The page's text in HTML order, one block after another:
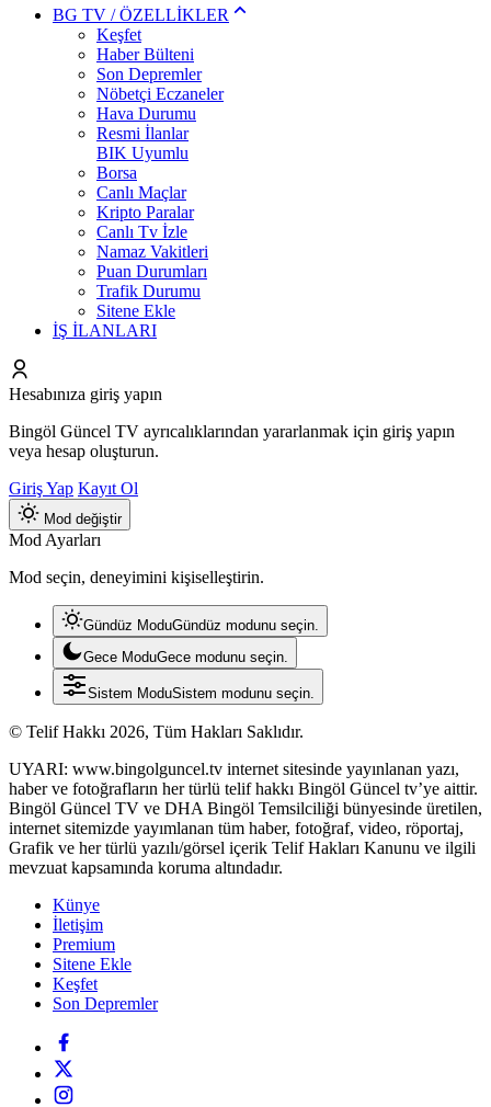
BG TV / ÖZELLİKLER
Keşfet
Haber Bülteni
Son Depremler
Nöbetçi Eczaneler
Hava Durumu
Resmi İlanlar
BIK Uyumlu
Borsa
Canlı Maçlar
Kripto Paralar
Canlı Tv İzle
Namaz Vakitleri
Puan Durumları
Trafik Durumu
Sitene Ekle
İŞ İLANLARI
Hesabınıza giriş yapın
Bingöl Güncel TV ayrıcalıklarından yararlanmak için giriş yapın
veya hesap oluşturun.
Giriş Yap Kayıt Ol
Mod değiştir
Mod Ayarları
Mod seçin, deneyimini kişiselleştirin.
Gündüz ModuGündüz modunu seçin.
Gece ModuGece modunu seçin.
Sistem ModuSistem modunu seçin.
© Telif Hakkı 2026, Tüm Hakları Saklıdır.
UYARI: www.bingolguncel.tv internet sitesinde yayınlanan yazı,
haber ve fotoğrafların her türlü telif hakkı Bingöl Güncel tv’ye aittir.
Bingöl Güncel TV ve DHA Bingöl Temsilciliği bünyesinde üretilen,
internet sitemizde yayımlanan tüm haber, fotoğraf, video, röportaj,
Grafik ve her türlü yazılı/görsel içerik Telif Hakları Kanunu ve ilgili
mevzuat kapsamında koruma altındadır.
Künye
İletişim
Premium
Sitene Ekle
Keşfet
Son Depremler